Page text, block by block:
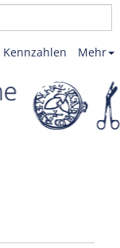
Mehr
Kennzahlen